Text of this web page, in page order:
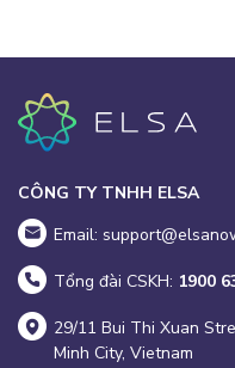
CÔNG TY TNHH ELSA
Email:
Tổng đài CSKH: 1900
29/11 Bui Thi Xuan
Minh City, Vietnam